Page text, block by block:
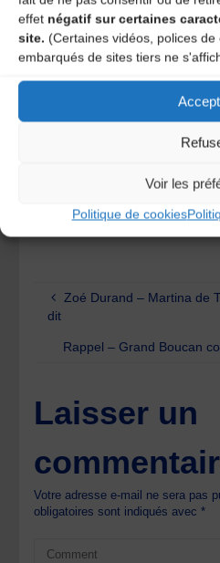
effet négatif sur certaines
site. (Certaines vidéos, polices
embarqués de sites tiers ne
Voir les
Politique de cookies
CONDITIONS ET CONTACT
Contrat :35h hebdomadaires
l’Animation, indice 375, tickets
46 cours du
Date de prise de fonction :
Candidatures à envoyer
Zoé Durand – Martina de
dit
Rappel – Grand Boucan
Laisser un
Votre adresse e-mail ne sera pas
obligatoires sont indiqués avec*